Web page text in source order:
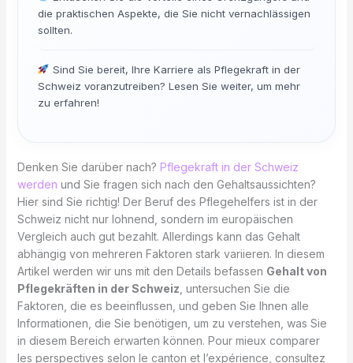
die praktischen Aspekte, die Sie nicht vernachlässigen
sollten.
Sind Sie bereit, Ihre Karriere als Pflegekraft in der
Schweiz voranzutreiben? Lesen Sie weiter, um mehr
zu erfahren!
Denken Sie darüber nach? Pflegekraft in der Schweiz
werden und Sie fragen sich nach den Gehaltsaussichten?
Hier sind Sie richtig! Der Beruf des Pflegehelfers ist in der
Schweiz nicht nur lohnend, sondern im europäischen
Vergleich auch gut bezahlt. Allerdings kann das Gehalt
abhängig von mehreren Faktoren stark variieren. In diesem
Artikel werden wir uns mit den Details befassen Gehalt von
Pflegekräften in der Schweiz , untersuchen Sie die
Faktoren, die es beeinflussen, und geben Sie Ihnen alle
Informationen, die Sie benötigen, um zu verstehen, was Sie
in diesem Bereich erwarten können. Pour mieux comparer
les perspectives selon le canton et l’expérience, consultez